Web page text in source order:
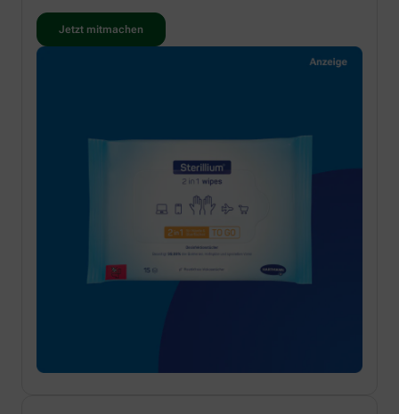
Jetzt mitmachen